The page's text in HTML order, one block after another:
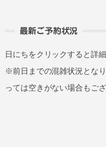
最新ご予約状況
日にちをクリックすると詳
※前日までの混雑状況とな
っては空きがない場合もござ